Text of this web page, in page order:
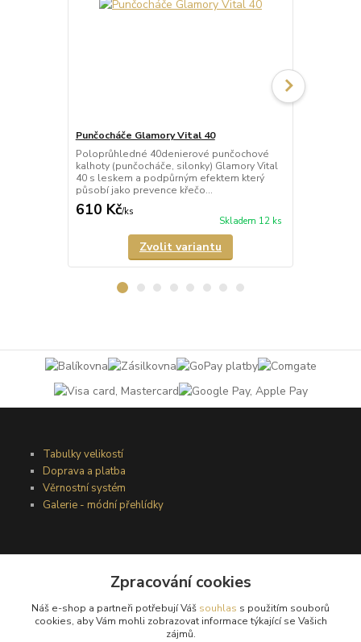
Punčocháče Glamory Vital 40
Poloprůhledné 40denierové punčochové
kalhoty (punčocháče, silonky) Glamory Vital
40 s leskem a podpůrným efektem který
působí jako prevence křečo...
610 Kč/ks
Skladem 12 ks
Zvolit variantu
Tabulky velikostí
Doprava a platba
Věrnostní systém
Galerie - módní přehlídky
Obchodní podmínky
Ochrana osobních údajů
Kontakty
Zpracování cookies
Náš e-shop a partneři potřebují Váš souhlas s použitím souborů
cookies, aby Vám mohli zobrazovat informace týkající se Vašich
zájmů.